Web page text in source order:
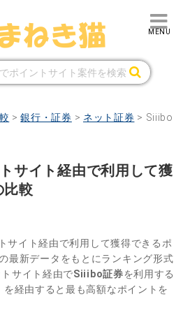
>銀行・証券 > ネット証券 > Siiibo
サイト経由で利用して獲
比較
サイト経由で利用して獲得できるポ
最新データをもとにランキング形式
サイト経由でSiiibo証券を利用する
を経由すると最も高額なポイントを